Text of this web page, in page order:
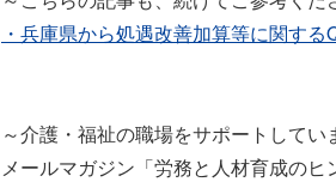
・兵庫県から処遇改善加算等に関す
～介護・福祉の職場をサポートしてい
メールマガジン「労務と人材育成の